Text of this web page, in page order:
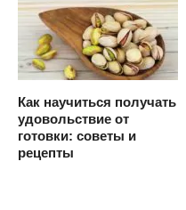
Как научиться получать
удовольствие от
готовки: советы и
рецепты